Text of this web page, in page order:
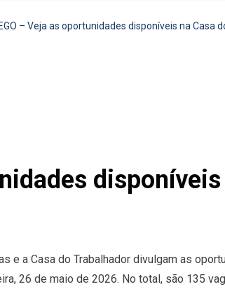
– Veja as oportunidades disponíveis na
e a Casa do Trabalhador divulgam as
26 de maio de 2026. No total, são 135